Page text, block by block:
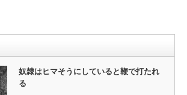
奴隷はヒマそうにしていると鞭で打たれ
る